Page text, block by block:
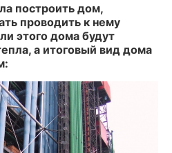
построить дом,
проводить к нему
этого дома будут
а итоговый вид дома